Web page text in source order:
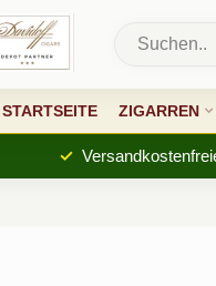
STARTSEITE ZIGARREN